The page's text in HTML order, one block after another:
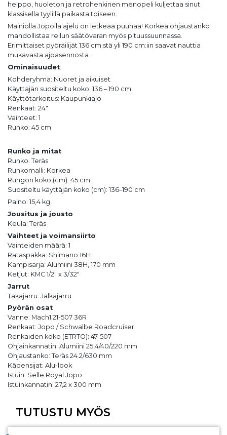
helppo, huoleton ja retrohenkinen menopeli kuljettaa sinut
klassisella tyylillä paikasta toiseen.
Mainiolla Jopolla ajelu on letkeää puuhaa! Korkea ohjaustanko
mahdollistaa reilun säätövaran myös pituussuunnassa.
Erimittaiset pyöräilijät 136 cm:stä yli 190 cm:iin saavat nauttia
mukavasta ajoasennosta.
Ominaisuudet:
Kohderyhmä: Nuoret ja aikuiset
Käyttäjän suositeltu koko: 136 – 190 cm
Käyttötarkoitus: Kaupunkiajo
Renkaat: 24″
Vaihteet: 1
Runko: 45 cm
Runko ja mitat
Runko: Teräs
Runkomalli: Korkea
Rungon koko (cm): 45 cm
Suositeltu käyttäjän koko (cm): 136–190 cm
Paino: 15,4 kg
Jousitus ja jousto
Keula: Teräs
Vaihteet ja voimansiirto
Vaihteiden määrä: 1
Rataspakka: Shimano 16H
Kampisarja: Alumiini 38H, 170 mm
Ketjut: KMC 1/2″ x 3/32″
Jarrut
Takajarru: Jalkajarru
Pyörän osat
Vanne: Mach1 21-507 36R
Renkaat: Jopo / Schwalbe Roadcruiser
Renkaiden koko (ETRTO): 47-507
Ohjainkannatin: Alumiini 25,4/40/220 mm
Ohjaustanko: Teräs 24.2/630 mm
Kädensijat: Alu-look
Istuin: Selle Royal Jopo
Istuinkannatin: 27,2 x 300 mm
TUTUSTU MYÖS